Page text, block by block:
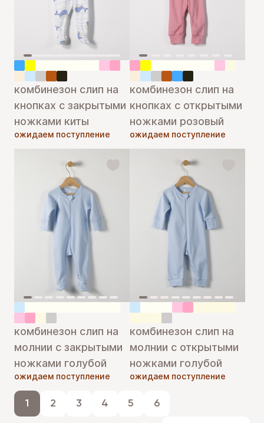
комбинезон слип на
кнопках с закрытыми
ножками киты
ожидаем поступление
комбинезон слип на
кнопках с открытыми
ножками розовый
ожидаем поступление
комбинезон слип на
молнии с закрытыми
ножками голубой
ожидаем поступление
комбинезон слип на
молнии с открытыми
ножками голубой
ожидаем поступление
1 2 3 4 5 6